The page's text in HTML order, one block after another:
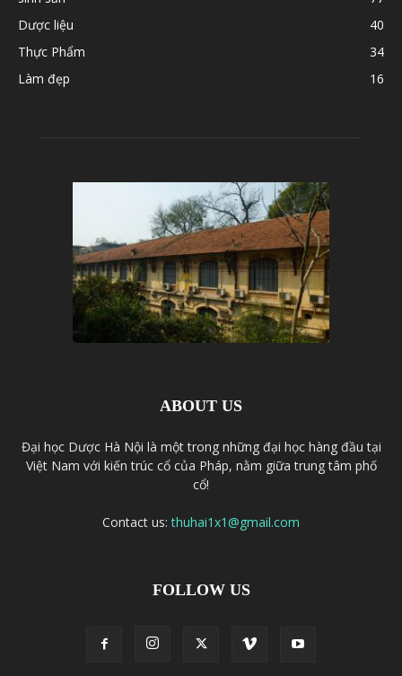
Dược liệu
40
Thực Phẩm
34
Làm đẹp
16
ABOUT US
Đại học Dược Hà Nội là một trong những đại học hàng đầu tại
Việt Nam với kiến trúc cổ của Pháp, nằm giữa trung tâm phố
cổ!
Contact us:thuhai1x1@gmail.com
FOLLOW US